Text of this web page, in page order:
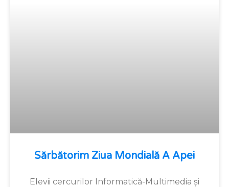
Sărbătorim Ziua Mondială A Apei
Elevii cercurilor Informatică-Multimedia și